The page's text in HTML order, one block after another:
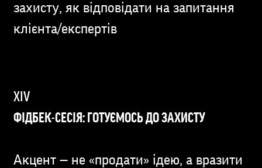
захисту, як відповідати на запитання
клієнта/експертів
ФІДБЕК-СЕСІЯ: ГОТУЄМОСЬ ДО ЗАХИСТУ
Акцент — не «продати» ідею, а вразити